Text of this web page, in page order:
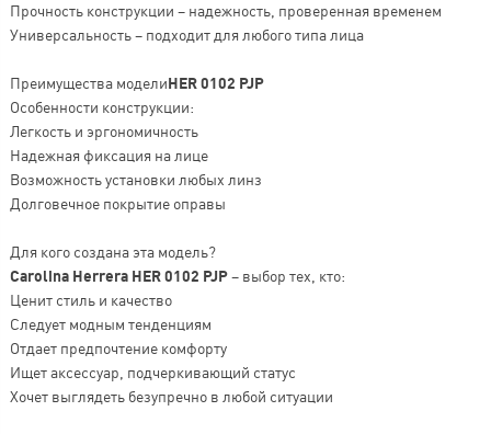
Прочность конструкции – надежность, проверенная временем
Универсальность – подходит для любого типа лица
Преимущества моделиHER 0102 PJP
Особенности конструкции:
Легкость и эргономичность
Надежная фиксация на лице
Возможность установки любых линз
Долговечное покрытие оправы
Для кого создана эта модель?
Carolina Herrera HER 0102 PJP– выбор тех, кто:
Ценит стиль и качество
Следует модным тенденциям
Отдает предпочтение комфорту
Ищет аксессуар, подчеркивающий статус
Хочет выглядеть безупречно в любой ситуации